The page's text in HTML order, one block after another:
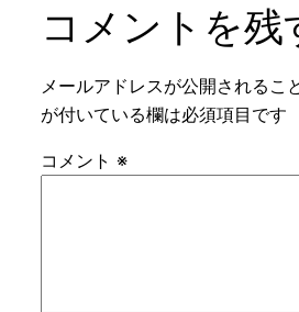
コメントを残
メールアドレスが公開されるこ
が付いている欄は必須項目です
コメント ※